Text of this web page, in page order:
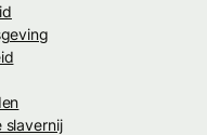
slavernij